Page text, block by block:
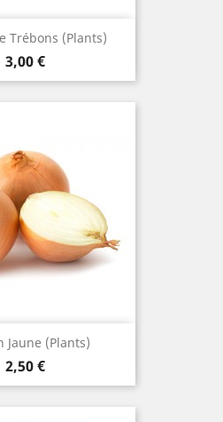
Trébons (plants)
Prix
3,00 €
Jaune (plants)
Prix
2,50 €